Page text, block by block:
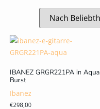
IBANEZ GRGR221PA in Aqua
Burst
Ibanez
€298,00